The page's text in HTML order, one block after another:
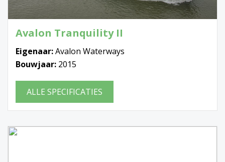
Avalon Tranquility II
Eigenaar:Avalon Waterways
Bouwjaar: 2015
ALLE SPECIFICATIES